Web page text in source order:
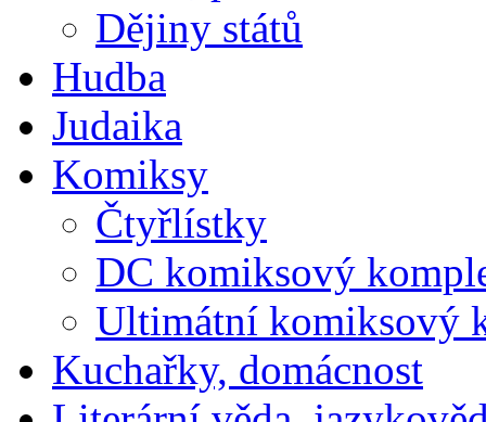
Dějiny států
Hudba
Judaika
Komiksy
Čtyřlístky
DC komiksový
Ultimátní komiksový
Kuchařky, domácnost